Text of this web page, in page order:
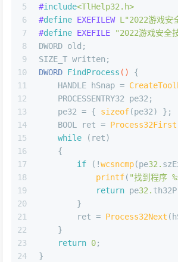
5
6
7
8
9
10
11
12
13
14
15
16
17
18
19
20
21
22
23
24
#include<TlHelp32.h>
#define EXEFILEW L"2022游戏安
#define EXEFILE
"2022游戏安全
DWORD old;
SIZE_T written;
DWORD FindProcess ()
{
    HANDLE hSnap =
    PROCESSENTRY32 pe32;
    pe32 = {
sizeof(pe32) };
    BOOL ret =
Process32First
while (ret)
    {
if (!wcsncmp(pe32.
printf( "找到程序
return pe32.
        }
        ret =
Process32Next
    }
return 0;
}